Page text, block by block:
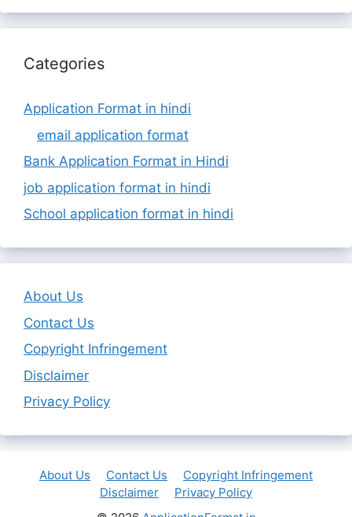
Categories
Application Format in hindi
email application format
Bank Application Format in Hindi
job application format in hindi
School application format in hindi
About Us
Contact Us
Copyright Infringement
Disclaimer
Privacy Policy
About Us Contact Us
Copyright Infringement
Disclaimer
Privacy Policy